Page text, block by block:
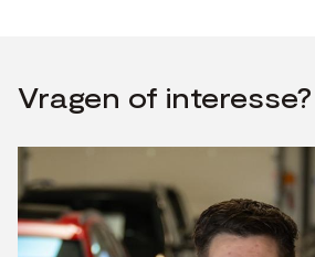
Vragen of interesse?